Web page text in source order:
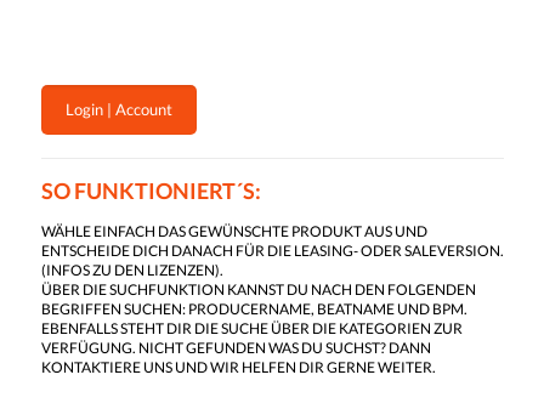
Login | Account
SO FUNKTIONIERT´S:
WÄHLE EINFACH DAS GEWÜNSCHTE PRODUKT AUS UND
ENTSCHEIDE DICH DANACH FÜR DIE LEASING- ODER SALEVERSION.
(INFOS ZU DEN LIZENZEN).
ÜBER DIE SUCHFUNKTION KANNST DU NACH DEN FOLGENDEN
BEGRIFFEN SUCHEN: PRODUCERNAME, BEATNAME UND BPM.
EBENFALLS STEHT DIR DIE SUCHE ÜBER DIE KATEGORIEN ZUR
VERFÜGUNG. NICHT GEFUNDEN WAS DU SUCHST? DANN
KONTAKTIERE UNS UND WIR HELFEN DIR GERNE WEITER.